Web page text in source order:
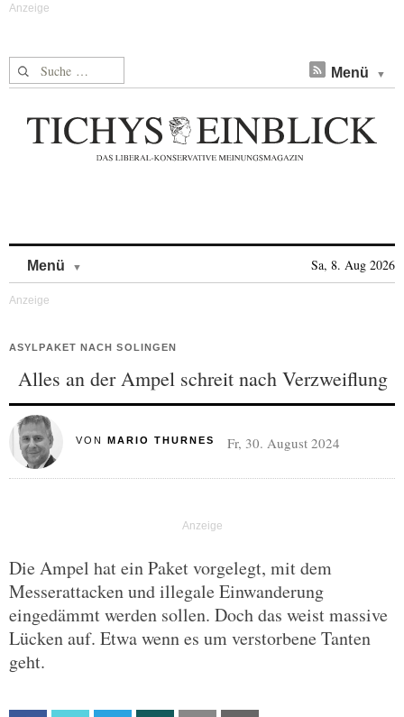
Suche nach: Menü
Menü Sa, 8. Aug 2026
ASYLPAKET NACH SOLINGEN
Alles an der Ampel schreit nach Verzweiflung
VON MARIO THURNES Fr, 30. August 2024
Die Ampel hat ein Paket vorgelegt, mit dem
Messerattacken und illegale Einwanderung
eingedämmt werden sollen. Doch das weist massive
Lücken auf. Etwa wenn es um verstorbene Tanten
geht.